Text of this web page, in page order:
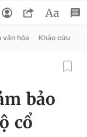
văn hóa Khảo cứu
bảo
cổ